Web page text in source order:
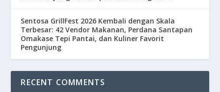
Sentosa GrillFest 2026 Kembali dengan Skala
Terbesar: 42 Vendor Makanan, Perdana Santapan
Omakase Tepi Pantai, dan Kuliner Favorit
Pengunjung
RECENT COMMENTS